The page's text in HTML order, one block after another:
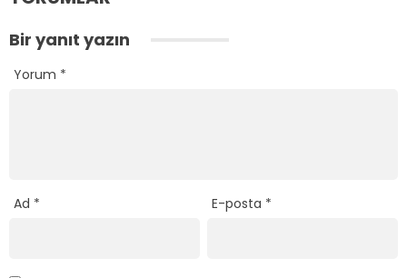
Bir yanıt yazın
Yorum *
Ad * E-posta *